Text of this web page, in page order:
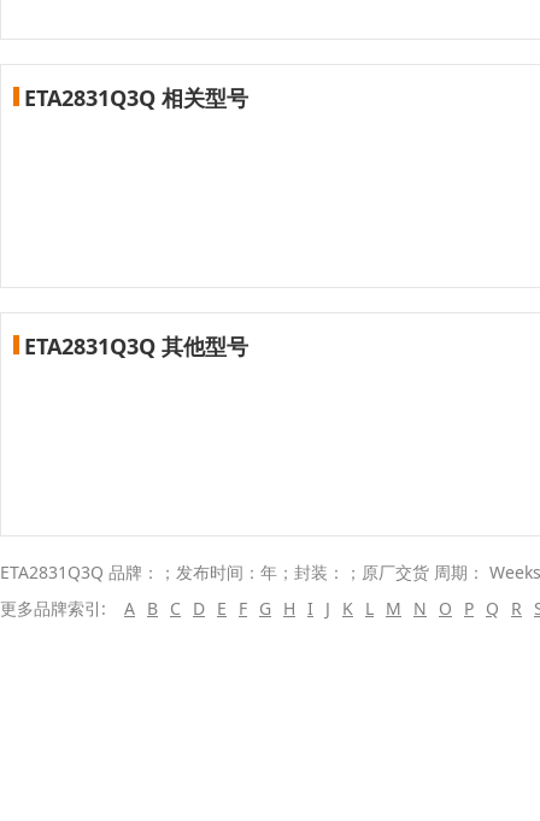
ETA2831Q3Q 相关型号
ETA2831Q3Q 其他型号
ETA2831Q3Q 品牌：；发布时间：年；封装：；原厂交货 周期：
更多品牌索引:
A B C D E F G H I J K L M N O P Q R